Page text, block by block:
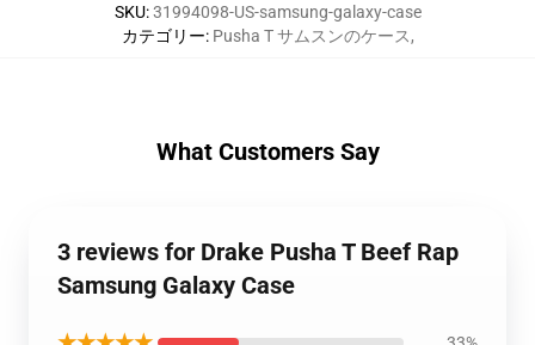
SKU:31994098-US-samsung-galaxy-case
カテゴリー: Pusha T サムスンのケース,
What Customers Say
3 reviews for Drake Pusha T Beef Rap
Samsung Galaxy Case